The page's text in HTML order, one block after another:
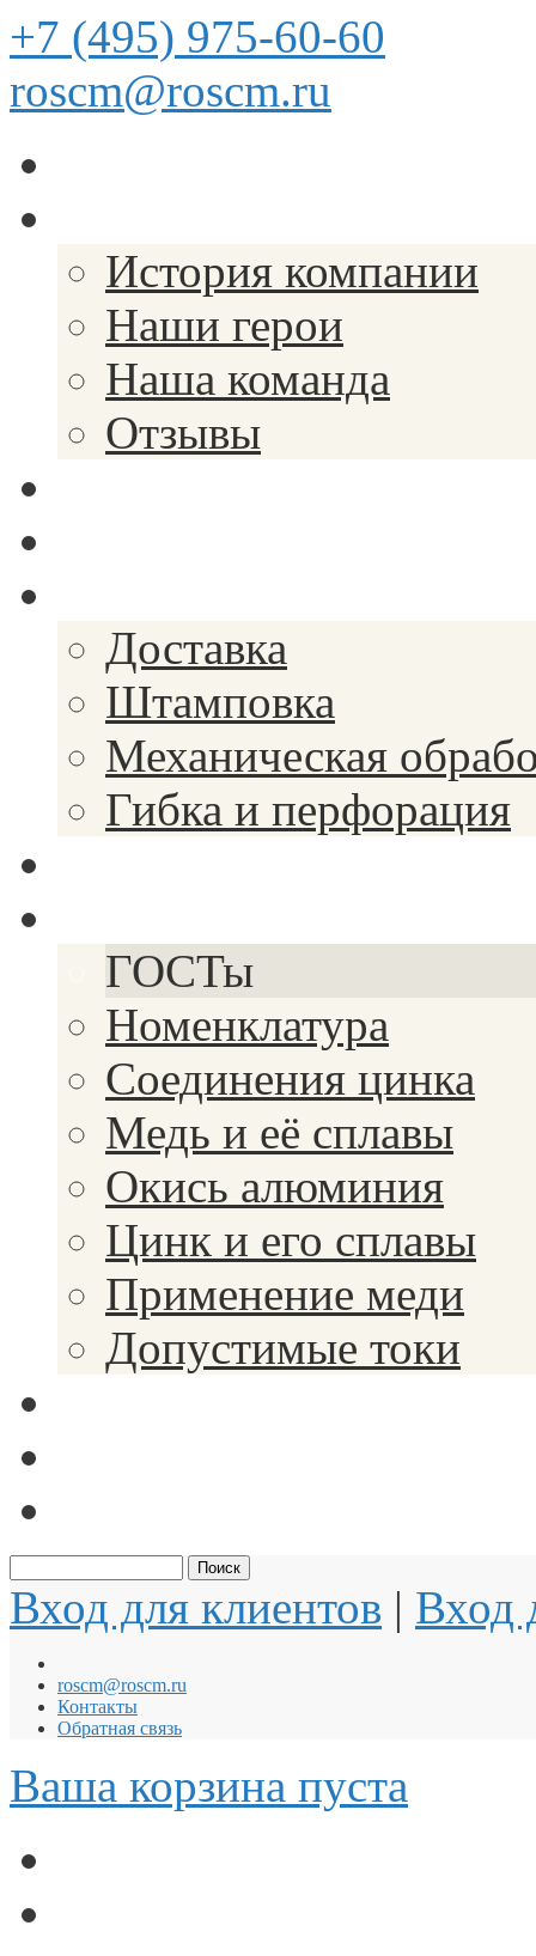
+7 (495) 975-60-60
roscm@roscm.ru
История компании
Наши герои
Наша команда
Отзывы
Доставка
Штамповка
Механическая
Гибка и перфорация
ГОСТы
Номенклатура
Соединения цинка
Медь и её сплавы
Окись алюминия
Цинк и его сплавы
Применение меди
Допустимые токи
Вход для клиентов | Вход
roscm@roscm.ru
Контакты
Обратная связь
Ваша корзина пуста